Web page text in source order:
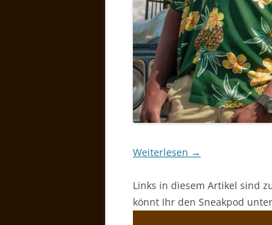
Weiterlesen →
Links in diesem Artikel sind
könnt Ihr den Sneakpod